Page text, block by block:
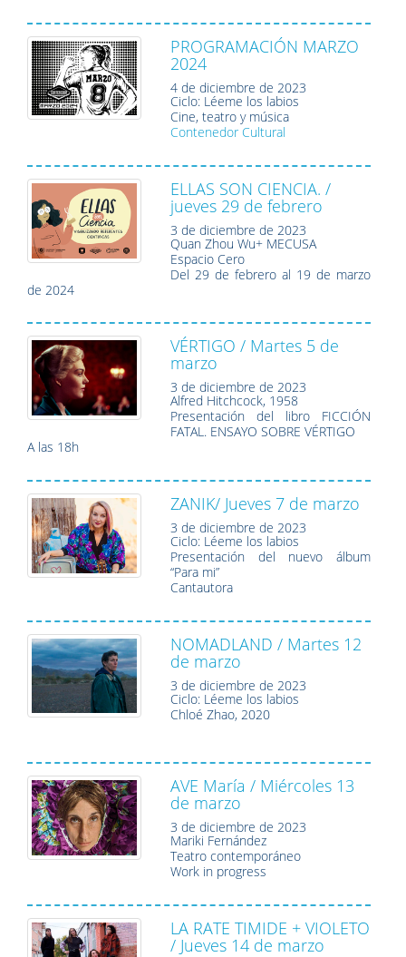
PROGRAMACIÓN MARZO
2024
4 de diciembre de 2023
Ciclo: Léeme los labios
Cine, teatro y música
Contenedor Cultural
ELLAS SON CIENCIA. /
jueves 29 de febrero
3 de diciembre de 2023
Quan Zhou Wu+ MECUSA
Espacio Cero
Del 29 de febrero al 19 de marzo
de 2024
VÉRTIGO / Martes 5 de
marzo
3 de diciembre de 2023
Alfred Hitchcock, 1958
Presentación del libro FICCIÓN
FATAL. ENSAYO SOBRE VÉRTIGO
A las 18h
ZANIK/ Jueves 7 de marzo
3 de diciembre de 2023
Ciclo: Léeme los labios
Presentación del nuevo álbum
“Para mi”
Cantautora
NOMADLAND / Martes 12
de marzo
3 de diciembre de 2023
Ciclo: Léeme los labios
Chloé Zhao, 2020
AVE María / Miércoles 13
de marzo
3 de diciembre de 2023
Mariki Fernández
Teatro contemporáneo
Work in progress
LA RATE TIMIDE + VIOLETO
/ Jueves 14 de marzo